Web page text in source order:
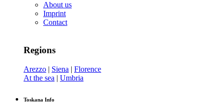
About us
Imprint
Contact
Regions
Arezzo | Siena | Florence
At the sea | Umbria
Toskana Info